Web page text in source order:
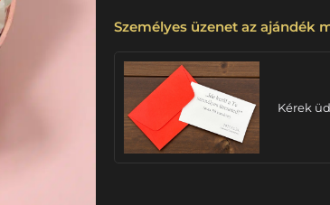
Személyes üzenet az ajándék
Kérek